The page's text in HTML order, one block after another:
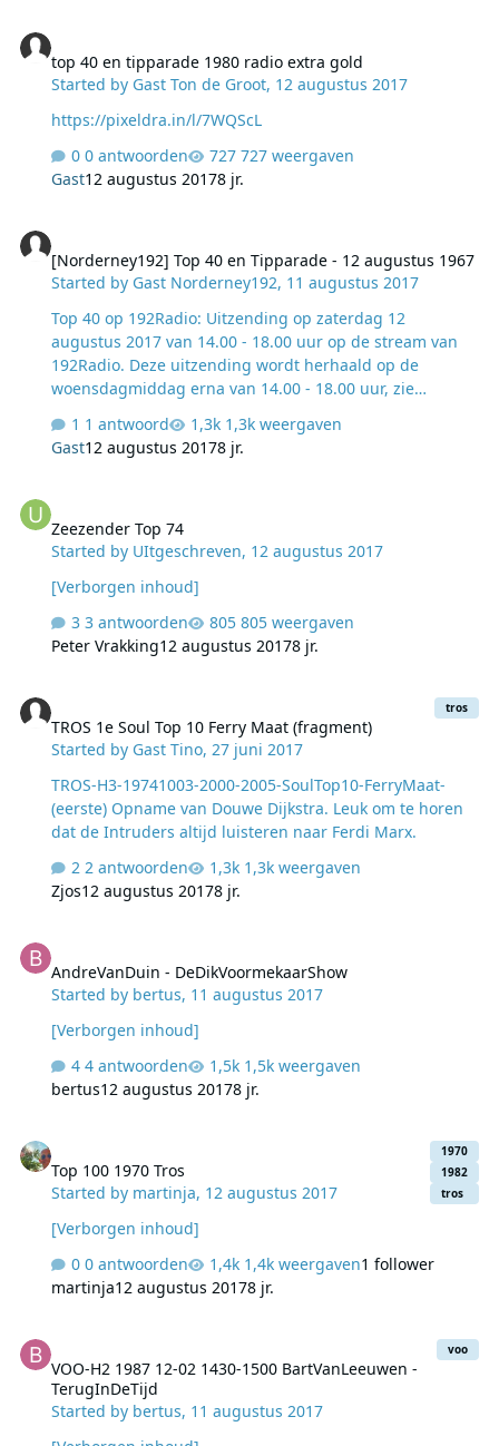
top 40 en tipparade 1980 radio extra gold
Started by Gast Ton de Groot, 12 augustus 2017
https://pixeldra.in/l/7WQScL
0 antwoorden
727 weergaven
Gast12 augustus 20178 jr.
[Norderney192] Top 40 en Tipparade - 12 augustus 1967
Started by Gast Norderney192, 11 augustus 2017
Top 40 op 192Radio: Uitzending op zaterdag 12
augustus 2017 van 14.00 - 18.00 uur op de stream van
192Radio. Deze uitzending wordt herhaald op de
woensdagmiddag erna van 14.00 - 18.00 uur, zie
Bert van der Laan. Uitzending op zaterdag 12 augustus
2017 van 16.00 - 18.00 uur op de stream van 192Radio.
programmering. Augustus Even reclame voor de
collega’s van Extra Gold. Zondag 27 augustus de
Zeezender Top 74. Waarom 74 plaatjes? Tja. Los van dat,
je kunt hem samenstellen. Zelf. Dus hop hop, even naar
die and…
1 antwoord
1,3k weergaven
Gast12 augustus 20178 jr.
Zeezender Top 74
Started by UItgeschreven, 12 augustus 2017
[Verborgen inhoud]
3 antwoorden
805 weergaven
Peter Vrakking12 augustus 20178 jr.
TROS 1e Soul Top 10 Ferry Maat (fragment)
Started by Gast Tino,27 juni 2017
tros
TROS-H3-19741003-2000-2005-SoulTop10-FerryMaat-
(eerste) Opname van Douwe Dijkstra. Leuk om te horen
dat de Intruders altijd luisteren naar Ferdi Marx.
2 antwoorden
1,3k weergaven
Zjos12 augustus 20178 jr.
AndreVanDuin - DeDikVoormekaarShow
Started by bertus, 11 augustus 2017
[Verborgen inhoud]
4 antwoorden
1,5k weergaven
bertus12 augustus 20178 jr.
Top 100 1970 Tros
Started by martinja, 12 augustus 2017
1970
1982
tros
[Verborgen inhoud]
0 antwoorden
1,4k weergaven1 follower
martinja12 augustus 20178 jr.
VOO-H2 1987 12-02 1430-1500 BartVanLeeuwen -
TerugInDeTijd
Started by bertus, 11 augustus 2017
voo